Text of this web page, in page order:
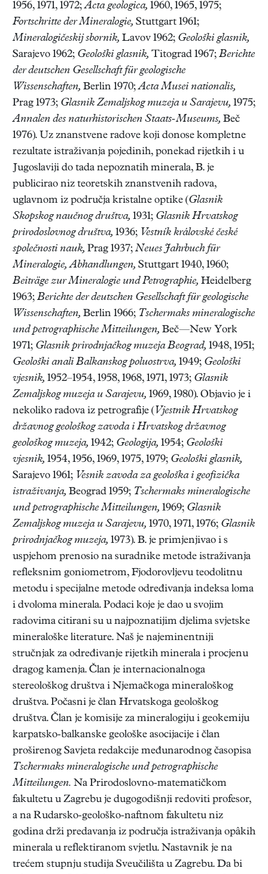
1956, 1971, 1972;Acta geologica, 1960, 1965, 1975;
Fortschritte der Mineralogie, Stuttgart 1961;
Mineralogičeskij sbornik, Lavov 1962; Geološki glasnik,
Sarajevo 1962; Geološki glasnik, Titograd 1967; Berichte
der deutschen Gesellschaft für geologische
Wissenschaften, Berlin 1970;Acta Musei nationalis,
Prag 1973; Glasnik Zemaljskog muzeja u Sarajevu, 1975;
Annalen des naturhistorischen Staats-Museums, Beč
1976). Uz znanstvene radove koji donose kompletne
rezultate istraživanja pojedinih, ponekad rijetkih i u
Jugoslaviji do tada nepoznatih minerala, B. je
publicirao niz teoretskih znanstvenih radova,
uglavnom iz područja kristalne optike (Glasnik
Skopskog naučnog društva, 1931; Glasnik Hrvatskog
prirodoslovnog društva, 1936; Vestník královské české
společnosti nauk, Prag 1937; Neues Jahrbuch für
Mineralogie, Abhandlungen, Stuttgart 1940, 1960;
Beiträge zur Mineralogie und Petrographie, Heidelberg
1963; Berichte der deutschen Gesellschaft für geologische
Wissenschaften, Berlin 1966; Tschermaks mineralogische
und petrographische Mitteilungen, Beč—New York
1971; Glasnik prirodnjačkog muzeja Beograd, 1948, 1951;
Geološki anali Balkanskog poluostrva, 1949; Geološki
vjesnik, 1952–1954, 1958, 1968, 1971, 1973; Glasnik
Zemaljskog muzeja u Sarajevu, 1969, 1980). Objavio je i
nekoliko radova iz petrografije ( Vjestnik Hrvatskog
državnog geološkog zavoda i Hrvatskog državnog
geološkog muzeja, 1942; Geologija, 1954; Geološki
vjesnik, 1954, 1956, 1969, 1975, 1979; Geološki glasnik,
Sarajevo 1961; Vesnik zavoda za geološka i geofizička
istraživanja, Beograd 1959; Tschermaks mineralogische
und petrographische Mitteilungen, 1969; Glasnik
Zemaljskog muzeja u Sarajevu, 1970, 1971, 1976; Glasnik
prirodnjačkog muzeja, 1973). B. je primjenjivao i s
uspjehom prenosio na suradnike metode istraživanja
refleksnim goniometrom, Fjodorovljevu teodolitnu
metodu i specijalne metode određivanja indeksa loma
i dvoloma minerala. Podaci koje je dao u svojim
radovima citirani su u najpoznatijim djelima svjetske
mineraloške literature. Naš je najeminentniji
stručnjak za određivanje rijetkih minerala i procjenu
dragog kamenja. Član je internacionalnoga
stereološkog društva i Njemačkoga mineraloškog
društva. Počasni je član Hrvatskoga geološkog
društva. Član je komisije za mineralogiju i geokemiju
karpatsko-balkanske geološke asocijacije i član
proširenog Savjeta redakcije međunarodnog časopisa
Tschermaks mineralogische und petrographische
Mitteilungen. Na Prirodoslovno-matematičkom
fakultetu u Zagrebu je dugogodišnji redoviti profesor,
a na Rudarsko-geološko-naftnom fakultetu niz
godina drži predavanja iz područja istraživanja opâkih
minerala u reflektiranom svjetlu. Nastavnik je na
trećem stupnju studija Sveučilišta u Zagrebu. Da bi